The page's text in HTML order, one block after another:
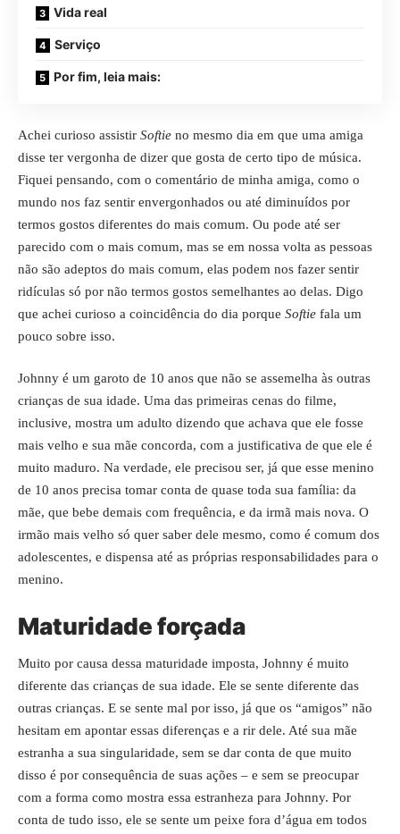
Vida real
Serviço
Por fim, leia mais:
Achei curioso assistir Softie no mesmo dia em que uma amiga
disse ter vergonha de dizer que gosta de certo tipo de música.
Fiquei pensando, com o comentário de minha amiga, como o
mundo nos faz sentir envergonhados ou até diminuídos por
termos gostos diferentes do mais comum. Ou pode até ser
parecido com o mais comum, mas se em nossa volta as pessoas
não são adeptos do mais comum, elas podem nos fazer sentir
ridículas só por não termos gostos semelhantes ao delas. Digo
que achei curioso a coincidência do dia porque Softie fala um
pouco sobre isso.
Johnny é um garoto de 10 anos que não se assemelha às outras
crianças de sua idade. Uma das primeiras cenas do filme,
inclusive, mostra um adulto dizendo que achava que ele fosse
mais velho e sua mãe concorda, com a justificativa de que ele é
muito maduro. Na verdade, ele precisou ser, já que esse menino
de 10 anos precisa tomar conta de quase toda sua família: da
mãe, que bebe demais com frequência, e da irmã mais nova. O
irmão mais velho só quer saber dele mesmo, como é comum dos
adolescentes, e dispensa até as próprias responsabilidades para o
menino.
Maturidade forçada
Muito por causa dessa maturidade imposta, Johnny é muito
diferente das crianças de sua idade. Ele se sente diferente das
outras crianças. E se sente mal por isso, já que os “amigos” não
hesitam em apontar essas diferenças e a rir dele. Até sua mãe
estranha a sua singularidade, sem se dar conta de que muito
disso é por consequência de suas ações – e sem se preocupar
com a forma como mostra essa estranheza para Johnny. Por
conta de tudo isso, ele se sente um peixe fora d’água em todos